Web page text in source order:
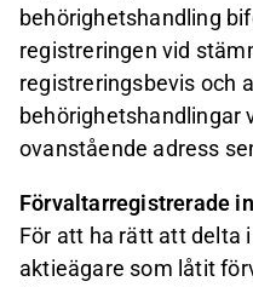
behörighetshandling
registreringen vid
registreringsbevis och
behörighetshandlingar
ovanstående adress
Förvaltarregistrerade
För att ha rätt att delta
aktieägare som låtit